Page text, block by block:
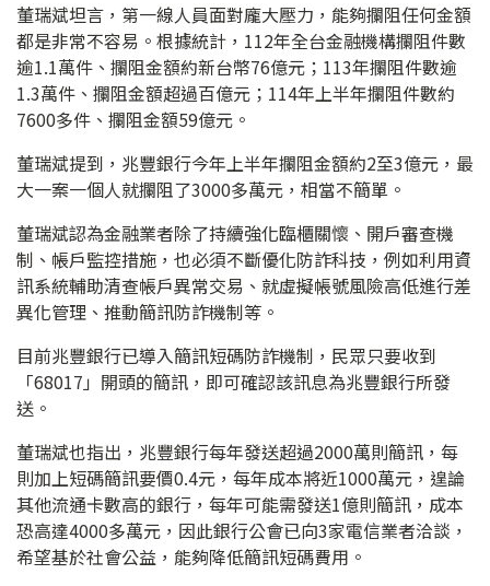
董瑞斌坦言，第一線人員面對龐大壓力，能夠攔阻任何金額
都是非常不容易。根據統計，112年全台金融機構攔阻件數
逾1.1萬件、攔阻金額約新台幣76億元；113年攔阻件數逾
1.3萬件、攔阻金額超過百億元；114年上半年攔阻件數約
7600多件、攔阻金額59億元。
董瑞斌提到，兆豐銀行今年上半年攔阻金額約2至3億元，最
大一案一個人就攔阻了3000多萬元，相當不簡單。
董瑞斌認為金融業者除了持續強化臨櫃關懷、開戶審查機
制、帳戶監控措施，也必須不斷優化防詐科技，例如利用資
訊系統輔助清查帳戶異常交易、就虛擬帳號風險高低進行差
異化管理、推動簡訊防詐機制等。
目前兆豐銀行已導入簡訊短碼防詐機制，民眾只要收到
「68017」開頭的簡訊，即可確認該訊息為兆豐銀行所發
送。
董瑞斌也指出，兆豐銀行每年發送超過2000萬則簡訊，每
則加上短碼簡訊要價0.4元，每年成本將近1000萬元，遑論
其他流通卡數高的銀行，每年可能需發送1億則簡訊，成本
恐高達4000多萬元，因此銀行公會已向3家電信業者洽談，
希望基於社會公益，能夠降低簡訊短碼費用。